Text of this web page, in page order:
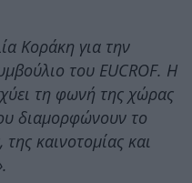
Κοράκη για την
του EUCROF. Η
τη φωνή της χώρας
διαμορφώνουν το
καινοτομίας και